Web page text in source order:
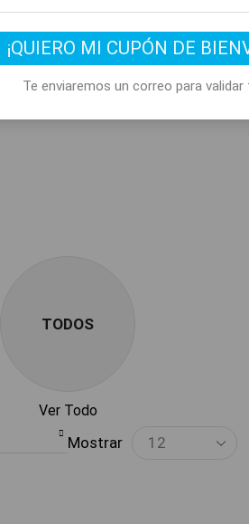
¡QUIERO MI CUPÓN DE
Te enviaremos un correo para validar
TODOS
Ver Todo
Mostrar